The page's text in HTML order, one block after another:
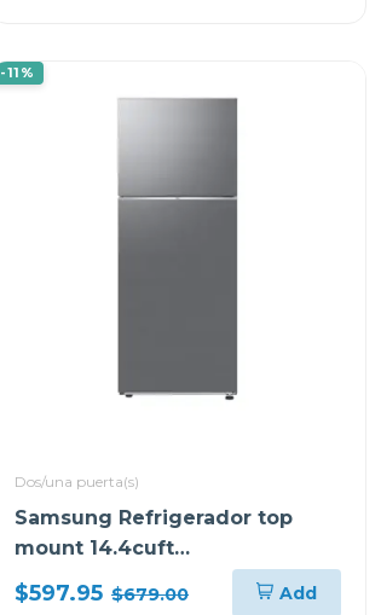
-11%
Dos/una puerta(s)
Samsung Refrigerador top
mount 14.4cuft
RT42DG6634S9
$597.95 $679.00 Add